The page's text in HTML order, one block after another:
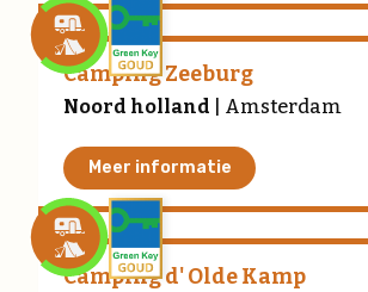
Camping Zeeburg
Noord holland | Amsterdam
Meer informatie
Camping d' Olde Kamp